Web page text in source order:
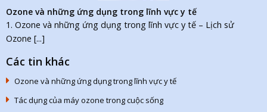
Ozone và những ứng dụng trong lĩnh vực y tế
1. Ozone và những ứng dụng trong lĩnh vực y tế – Lịch sử
Ozone [...]
Các tin khác
Ozone và những ứng dụng trong lĩnh vực y tế
Tác dụng của máy ozone trong cuộc sống